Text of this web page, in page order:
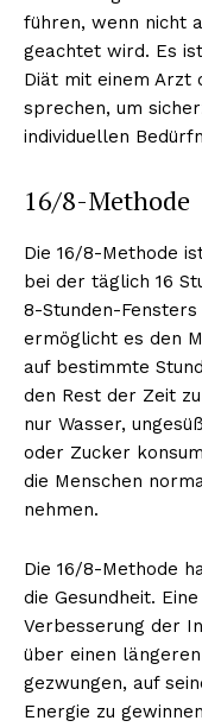
führen, wenn nicht
geachtet wird. Es
Diät mit einem Arzt
sprechen, um
individuellen
16/8-Methode
Die 16/8-Methode
bei der täglich 16
8-Stunden-
ermöglicht es den
auf bestimmte
den Rest der Zeit
nur Wasser,
oder Zucker
die Menschen
nehmen.
Die 16/8-Methode
die Gesundheit.
Verbesserung der
über einen
gezwungen, auf
Energie zu